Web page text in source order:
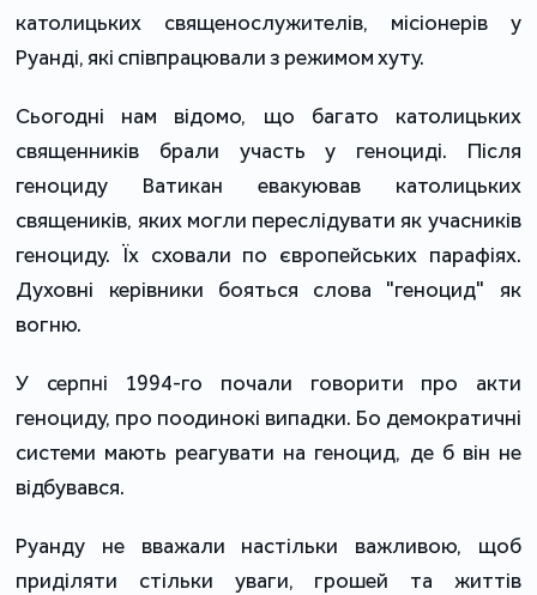
католицьких священослужителів, місіонерів у
Руанді, які співпрацювали з режимом хуту.
Сьогодні нам відомо, що багато католицьких
священників брали участь у геноциді. Після
геноциду Ватикан евакуював католицьких
священиків, яких могли переслідувати як учасників
геноциду. Їх сховали по європейських парафіях.
Духовні керівники бояться слова "геноцид" як
вогню.
У серпні 1994-го почали говорити про акти
геноциду, про поодинокі випадки. Бо демократичні
системи мають реагувати на геноцид, де б він не
відбувався.
Руанду не вважали настільки важливою, щоб
приділяти стільки уваги, грошей та життів